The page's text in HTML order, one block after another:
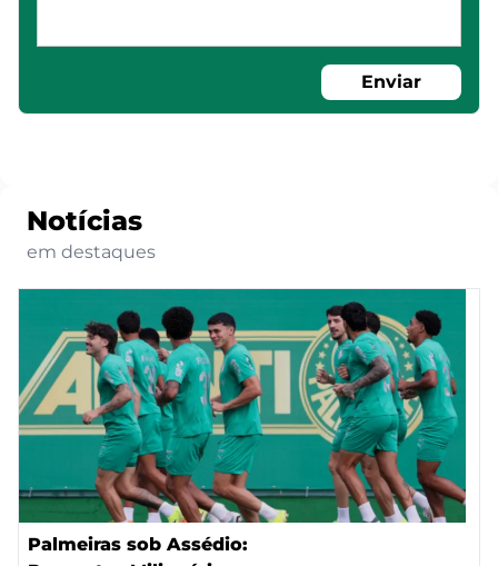
Enviar
Notícias
em destaques
Palmeiras sob Assédio: